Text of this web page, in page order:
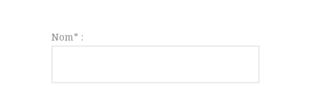
Nom* :